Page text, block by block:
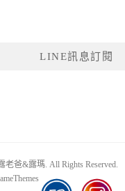
LINE訊息訂閱
老爸&露瑪. All Rights Reserved.